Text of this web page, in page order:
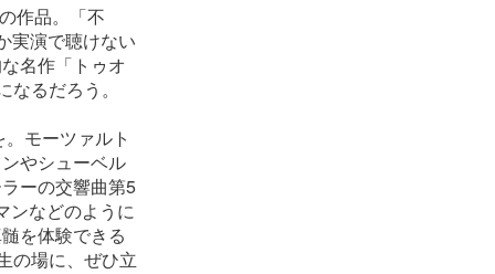
作品。「不
実演で聴けない
名作「トゥオ
るだろう。
モーツァルト
やシューベル
ーの交響曲第5
ンなどのように
を体験できる
の場に、ぜひ立